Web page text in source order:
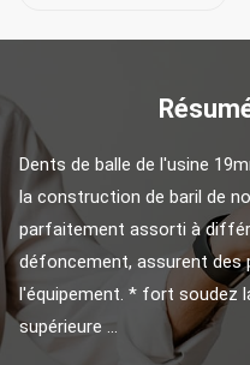
Dents de balle de l'usine
la construction de baril de
parfaitement assorti à
défoncement, assurent des
l'équipement. * fort soudez
supérieure ...